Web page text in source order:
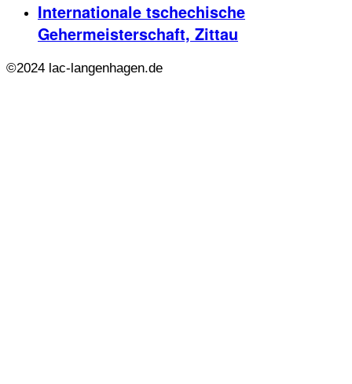
Internationale tschechische
Gehermeisterschaft, Zittau
©2024 lac-langenhagen.de